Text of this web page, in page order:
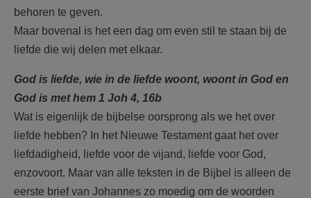
behoren te geven.
Maar bovenal is het een dag om even stil te staan bij de
liefde die wij delen met elkaar.
God is liefde, wie in de liefde woont, woont in God en
God is met hem 1 Joh 4, 16b
Wat is eigenlijk de bijbelse oorsprong als we het over
liefde hebben? In het Nieuwe Testament gaat het over
liefdadigheid, liefde voor de vijand, liefde voor God,
enzovoort. Maar van alle teksten in de Bijbel is alleen de
eerste brief van Johannes zo moedig om de woorden